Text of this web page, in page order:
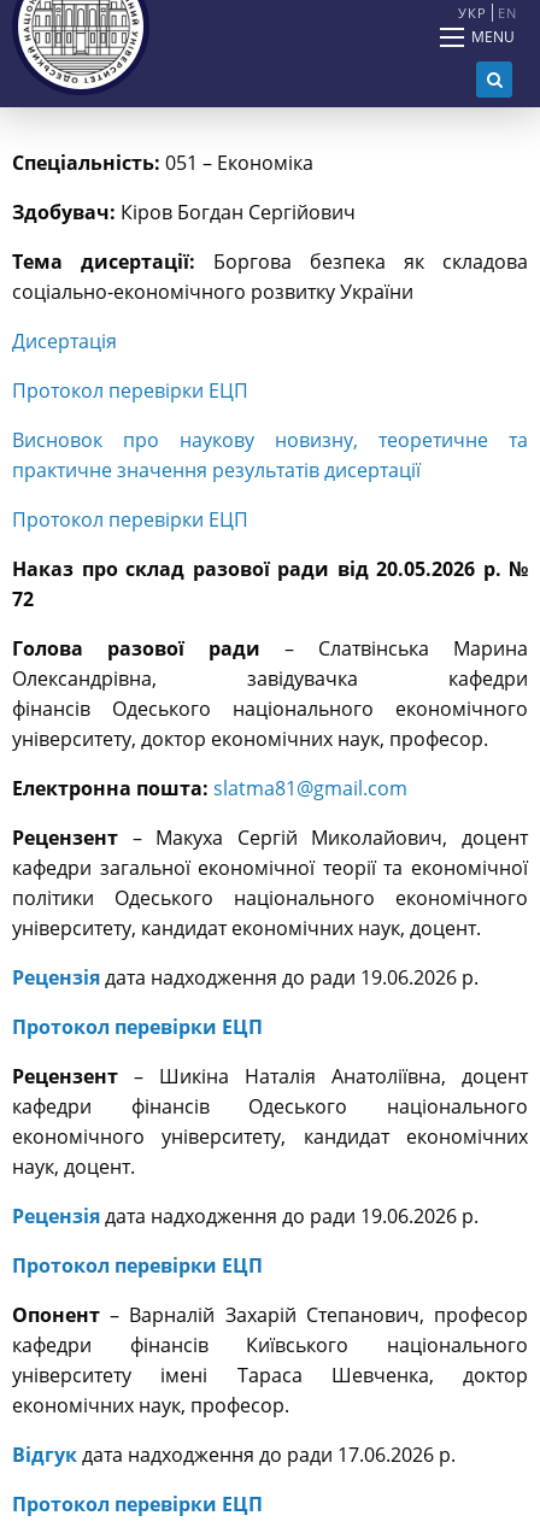
УКР EN
MENU
Спеціальність: 051 – Економіка
Здобувач: Кіров Богдан Сергійович
Тема дисертації: Боргова безпека як складова
соціально-економічного розвитку України
Дисертація
Протокол перевірки ЕЦП
Висновок про наукову новизну, теоретичне та
практичне значення результатів дисертації
Протокол перевірки ЕЦП
Наказ про склад разової ради від 20.05.2026 р. №
72
Голова разової ради – Слатвінська Марина
Олександрівна, завідувачка кафедри
фінансів Одеського національного економічного
університету, доктор економічних наук, професор.
Електронна пошта: slatma81@gmail.com
Рецензент – Макуха Сергій Миколайович, доцент
кафедри загальної економічної теорії та економічної
політики Одеського національного економічного
університету, кандидат економічних наук, доцент.
Рецензіядата надходження до ради 19.06.2026 р.
Протокол перевірки ЕЦП
Рецензент – Шикіна Наталія Анатоліївна, доцент
кафедри фінансів Одеського національного
економічного університету, кандидат економічних
наук, доцент.
Рецензіядата надходження до ради 19.06.2026 р.
Протокол перевірки ЕЦП
Опонент– Варналій Захарій Степанович, професор
кафедри фінансів Київського національного
університету імені Тараса Шевченка, доктор
економічних наук, професор.
Відгукдата надходження до ради 17.06.2026 р.
Протокол перевірки ЕЦП